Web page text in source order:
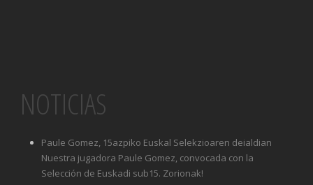
NOTICIAS
Paule Gomez, 15azpiko Euskal Selekzioaren deialdian
Nuestra jugadora Paule Gomez, convocada con la
Selección de Euskadi sub15. Zorionak!